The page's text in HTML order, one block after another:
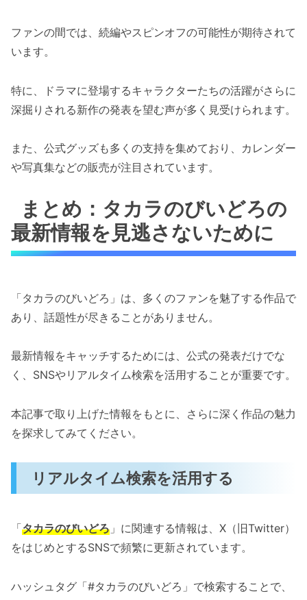
ファンの間では、続編やスピンオフの可能性が期待されて
います。
特に、ドラマに登場するキャラクターたちの活躍がさらに
深掘りされる新作の発表を望む声が多く見受けられます。
また、公式グッズも多くの支持を集めており、カレンダー
や写真集などの販売が注目されています。
まとめ：タカラのびいどろの
最新情報を見逃さないために
「タカラのびいどろ」は、多くのファンを魅了する作品で
あり、話題性が尽きることがありません。
最新情報をキャッチするためには、公式の発表だけでな
く、SNSやリアルタイム検索を活用することが重要です。
本記事で取り上げた情報をもとに、さらに深く作品の魅力
を探求してみてください。
リアルタイム検索を活用する
「タカラのびいどろ 」に関連する情報は、X（旧Twitter）
をはじめとするSNSで頻繁に更新されています。
ハッシュタグ「#タカラのびいどろ」で検索することで、